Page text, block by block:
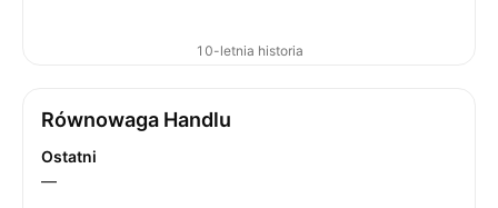
10-letnia historia
Równowaga Handlu
Ostatni
—